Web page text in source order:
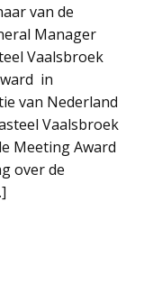
van de
Manager
Vaalsbroek
in
van Nederland
Vaalsbroek
Meeting Award
over de